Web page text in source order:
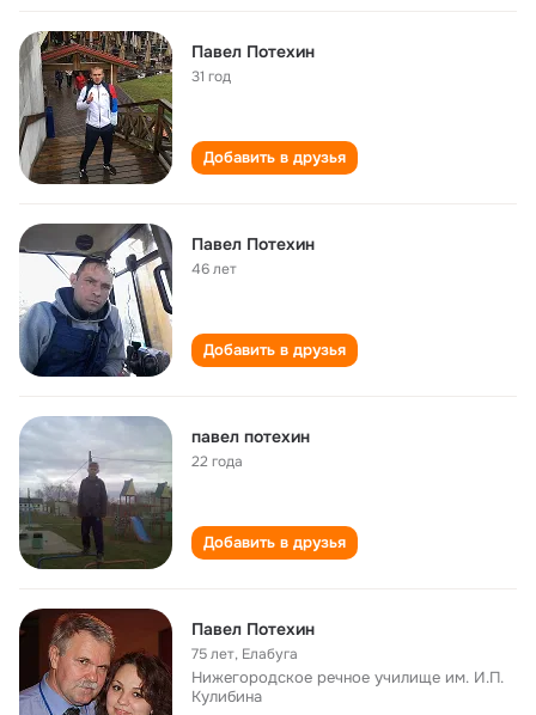
Павел Потехин
31 год
Добавить в друзья
Павел Потехин
46 лет
Добавить в друзья
павел потехин
22 года
Добавить в друзья
Павел Потехин
75 лет, Елабуга
Нижегородское речное училище им. И.П.
Кулибина